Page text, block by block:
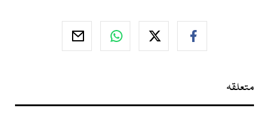
متعلقہ